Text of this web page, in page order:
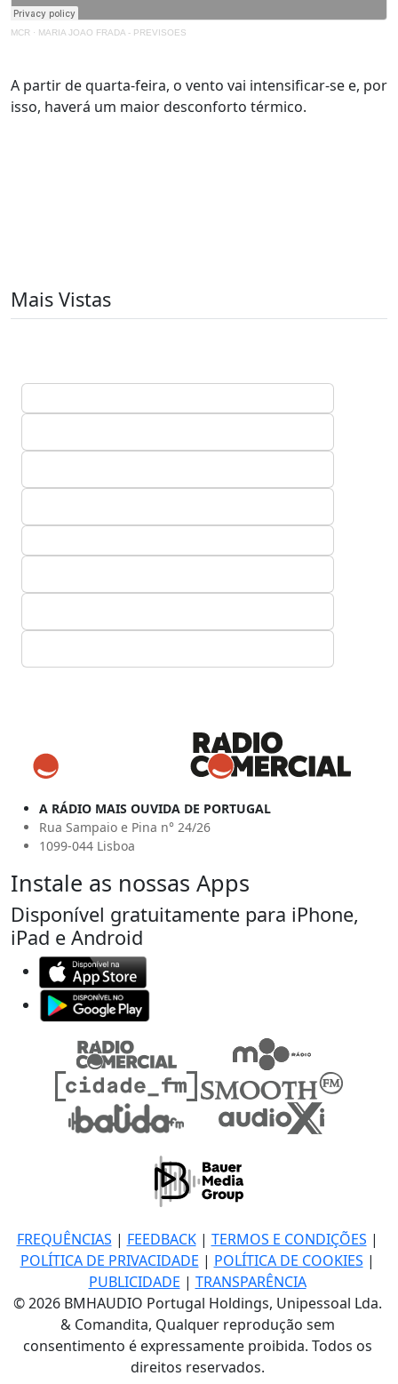
MCR · MARIA JOAO FRADA - PREVISOES
A partir de quarta-feira, o vento vai intensificar-se e, por
isso, haverá um maior desconforto térmico.
Mais Vistas
A RÁDIO MAIS OUVIDA DE PORTUGAL
Rua Sampaio e Pina n° 24/26
1099-044 Lisboa
Instale as nossas Apps
Disponível gratuitamente para iPhone,
iPad e Android
FREQUÊNCIAS | FEEDBACK| TERMOS E CONDIÇÕES |
POLÍTICA DE PRIVACIDADE | POLÍTICA DE COOKIES |
PUBLICIDADE | TRANSPARÊNCIA
© 2026 BMHAUDIO Portugal Holdings, Unipessoal Lda.
& Comandita, Qualquer reprodução sem
consentimento é expressamente proibida. Todos os
direitos reservados.